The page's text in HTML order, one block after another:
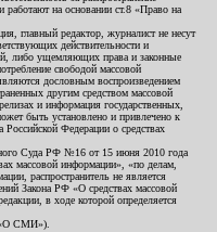
на основании ст.8 «Право на
главный редактор, журналист не несут
действительности и
либо ущемляющих права и законные
свободой массовой
дословным воспроизведением
другим средством массовой
и информация государственных,
быть установлено и привлечено к
Российской Федерации о средствах
Суда РФ №16 от 15 июня 2010 года
массовой информации», «по делам,
распространитель не является
Закона РФ «О средствах массовой
в ходе которой определяется
«О СМИ»).